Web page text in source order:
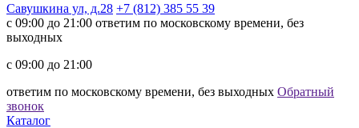
Савушкина ул, д.28 +7 (812) 385 55 39
c 09:00 до 21:00 ответим по московскому времени, без
выходных
c 09:00 до 21:00
ответим по московскому времени, без выходных Обратный
звонок
Каталог